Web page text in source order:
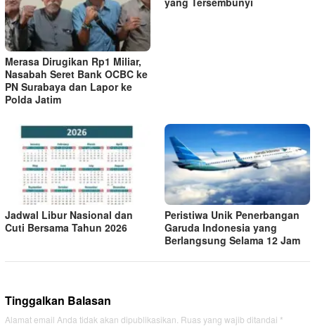
Merasa Dirugikan Rp1 Miliar,
Nasabah Seret Bank OCBC ke
PN Surabaya dan Lapor ke
Polda Jatim
Jadwal Libur Nasional dan
Cuti Bersama Tahun 2026
Peristiwa Unik Penerbangan
Garuda Indonesia yang
Berlangsung Selama 12 Jam
Tinggalkan Balasan
Alamat email Anda tidak akan dipublikasikan. Ruas yang wajib ditandai *